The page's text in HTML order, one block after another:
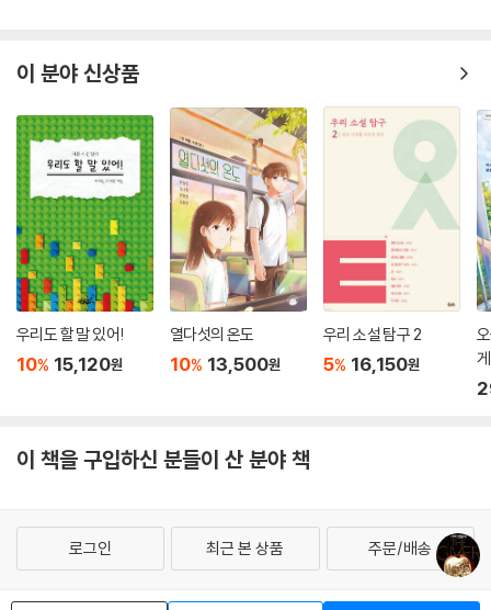
이 분야 신상품
우리도 할 말 있어!
10% 15,120원
열다섯의 온도
10% 13,500원
우리 소설 탐구 2
5% 16,150원
이 책을 구입하신 분들이 산 분야 책
로그인 최근 본 상품 주문/배송